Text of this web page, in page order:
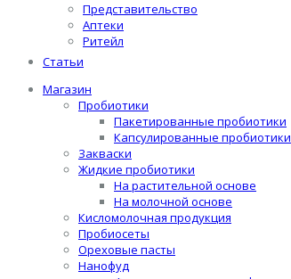
Представительство
Аптеки
Ритейл
Статьи
Магазин
Пробиотики
Пакетированные пробиотики
Капсулированные пробиотики
Закваски
Жидкие пробиотики
На растительной основе
На молочной основе
Кисломолочная продукция
Пробиосеты
Ореховые пасты
Нанофуд